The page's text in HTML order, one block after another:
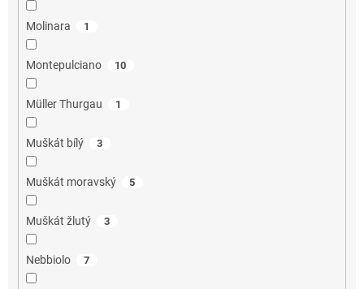
Molinara 1
Montepulciano 10
Müller Thurgau 1
Muškát bílý 3
Muškát moravský 5
Muškát žlutý 3
Nebbiolo 7